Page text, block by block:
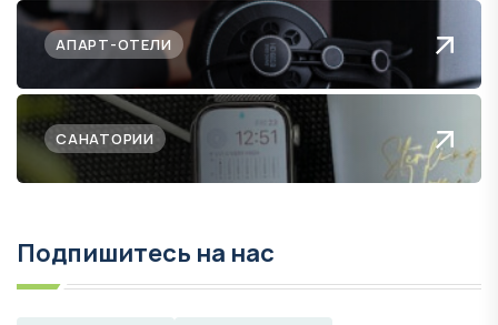
АПАРТ-ОТЕЛИ
САНАТОРИИ
Подпишитесь на нас